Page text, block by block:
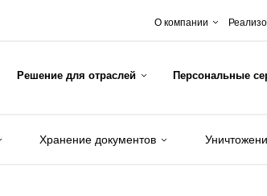
О компании
Решение для отраслей Персональные
Хранение документов